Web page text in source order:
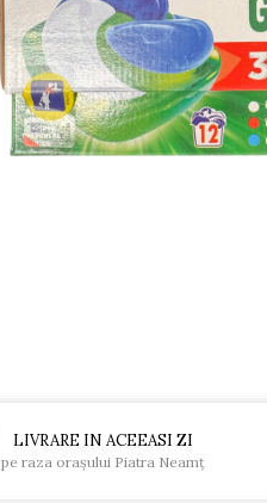
LIVRARE IN ACEEASI ZI
pe raza oraşului Piatra Neamţ